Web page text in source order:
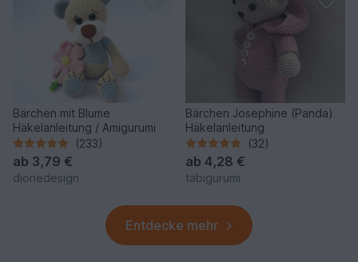
Bärchen mit Blume
Häkelanleitung / Amigurumi
(233)
ab 3,79 €
dionedesign
Bärchen Josephine (Panda)
Häkelanleitung
(32)
ab 4,28 €
tabigurumi
Entdecke mehr